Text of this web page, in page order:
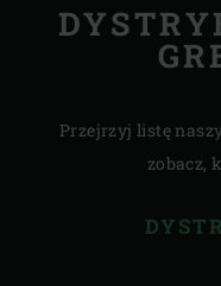
Przejrzyj listę
zobacz,